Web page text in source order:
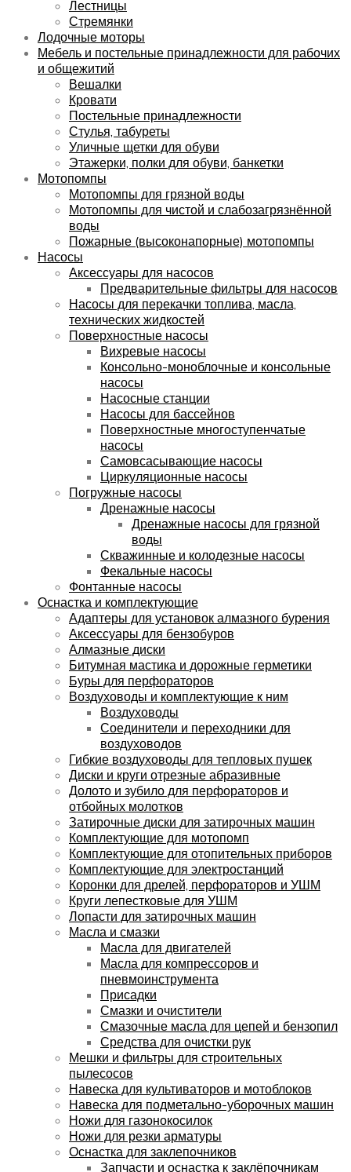
Лестницы
Стремянки
Лодочные моторы
Мебель и постельные принадлежности для рабочих
и общежитий
Вешалки
Кровати
Постельные принадлежности
Стулья, табуреты
Уличные щетки для обуви
Этажерки, полки для обуви, банкетки
Мотопомпы
Мотопомпы для грязной воды
Мотопомпы для чистой и слабозагрязнённой
воды
Пожарные (высоконапорные) мотопомпы
Насосы
Аксессуары для насосов
Предварительные фильтры для насосов
Насосы для перекачки топлива, масла,
технических жидкостей
Поверхностные насосы
Вихревые насосы
Консольно-моноблочные и консольные
насосы
Насосные станции
Насосы для бассейнов
Поверхностные многоступенчатые
насосы
Самовсасывающие насосы
Циркуляционные насосы
Погружные насосы
Дренажные насосы
Дренажные насосы для грязной
воды
Скважинные и колодезные насосы
Фекальные насосы
Фонтанные насосы
Оснастка и комплектующие
Адаптеры для установок алмазного бурения
Аксессуары для бензобуров
Алмазные диски
Битумная мастика и дорожные герметики
Буры для перфораторов
Воздуховоды и комплектующие к ним
Воздуховоды
Соединители и переходники для
воздуховодов
Гибкие воздуховоды для тепловых пушек
Диски и круги отрезные абразивные
Долото и зубило для перфораторов и
отбойных молотков
Затирочные диски для затирочных машин
Комплектующие для мотопомп
Комплектующие для отопительных приборов
Комплектующие для электростанций
Коронки для дрелей, перфораторов и УШМ
Круги лепестковые для УШМ
Лопасти для затирочных машин
Масла и смазки
Масла для двигателей
Масла для компрессоров и
пневмоинструмента
Присадки
Смазки и очистители
Смазочные масла для цепей и бензопил
Средства для очистки рук
Мешки и фильтры для строительных
пылесосов
Навеска для культиваторов и мотоблоков
Навеска для подметально-уборочных машин
Ножи для газонокосилок
Ножи для резки арматуры
Оснастка для заклепочников
Запчасти и оснастка к заклёпочникам